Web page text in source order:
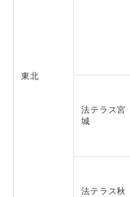
東北
法テラス宮
城
法テラス秋